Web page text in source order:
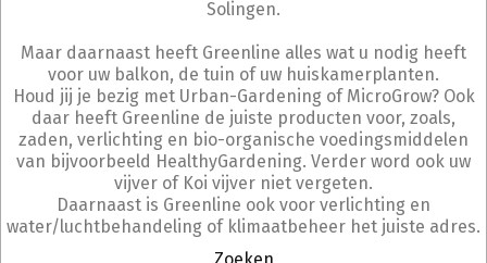
Solingen.
Maar daarnaast heeft Greenline alles wat u nodig heeft
voor uw balkon, de tuin of uw huiskamerplanten.
Houd jij je bezig met Urban-Gardening of MicroGrow? Ook
daar heeft Greenline de juiste producten voor, zoals,
zaden, verlichting en bio-organische voedingsmiddelen
van bijvoorbeeld HealthyGardening. Verder word ook uw
vijver of Koi vijver niet vergeten.
Daarnaast is Greenline ook voor verlichting en
water/luchtbehandeling of klimaatbeheer het juiste adres.